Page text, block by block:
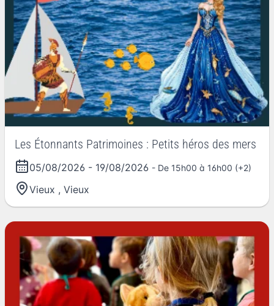
Les Étonnants Patrimoines : Petits héros des mers
05/08/2026 - 19/08/2026 - De 15h00 à 16h00 (+2)
Vieux , Vieux